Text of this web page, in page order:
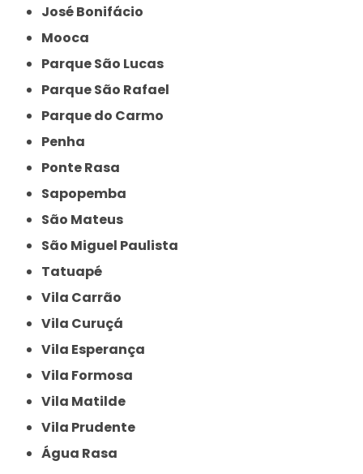
José Bonifácio
Mooca
Parque São Lucas
Parque São Rafael
Parque do Carmo
Penha
Ponte Rasa
Sapopemba
São Mateus
São Miguel Paulista
Tatuapé
Vila Carrão
Vila Curuçá
Vila Esperança
Vila Formosa
Vila Matilde
Vila Prudente
Água Rasa